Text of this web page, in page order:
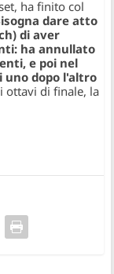
ha finito col
dare atto
di aver
ha annullato
e poi nel
dopo l'altro
ottavi di finale, la